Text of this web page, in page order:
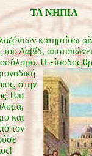
ΤΑ ΝΗΠΙΑ
κατηρτίσω
Δαβίδ,
Η είσοδος
στην
Του
και
τον